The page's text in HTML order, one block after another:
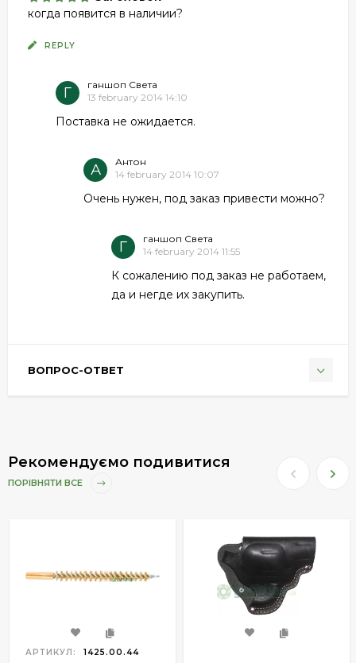
когда появится в наличии?
REPLY
Г
ганшоп Света
13 february 2014 14:10
Поставка не ожидается.
А
Антон
14 february 2014 10:07
Очень нужен, под заказ привести можно?
Г
ганшоп Света
14 february 2014 11:55
К сожалению под заказ не работаем,
да и негде их закупить.
ВОПРОС-ОТВЕТ
Рекомендуємо подивитися
ПОРІВНЯТИ ВСЕ
АРТИКУЛ: 1425.00.44